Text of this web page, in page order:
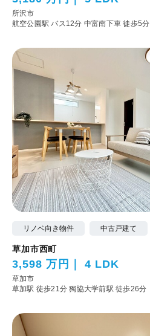
所沢市
航空公園駅 バス12分 中富南下車 徒歩5分
リノベ向き物件 中古戸建て
草加市西町
3,598 万円 4 LDK
草加市
草加駅 徒歩21分獨協大学前駅 徒歩26分